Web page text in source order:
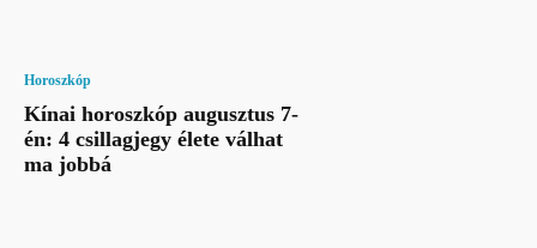
Horoszkóp
Kínai horoszkóp augusztus 7-
én: 4 csillagjegy élete válhat
ma jobbá